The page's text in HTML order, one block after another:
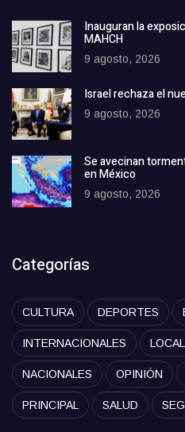
Inauguran la
MAHCH
9 agosto, 2026
Israel rechaza el
9 agosto, 2026
Se avecinan
en México
9 agosto, 2026
Categorías
CULTURA DEPORTES
INTERNACIONALES LOCAL
NACIONALES OPINIÓN
PRINCIPAL SALUD